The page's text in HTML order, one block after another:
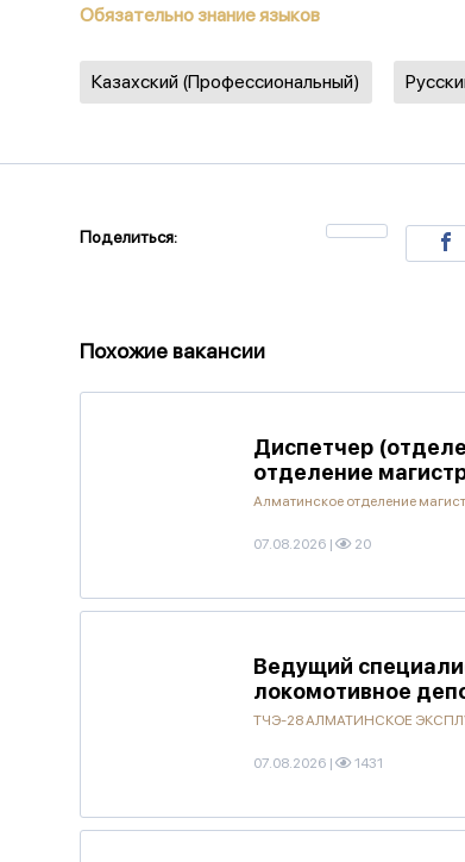
Обязательно знание языков
Казахский (Профессиональный)
Поделиться:
Похожие вакансии
Диспетчер
отделение
Алматинское отделение
07.08.2026 | 20
Ведущий
локомотивное
ТЧЭ-28 АЛМАТИНСКОЕ
07.08.2026 | 1431